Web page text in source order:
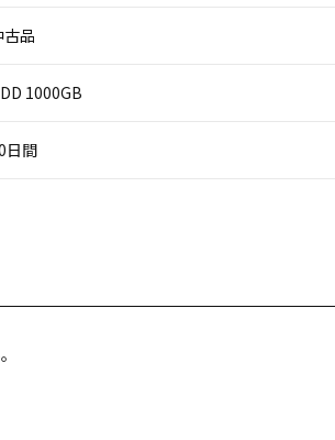
古品
1000GB
日間